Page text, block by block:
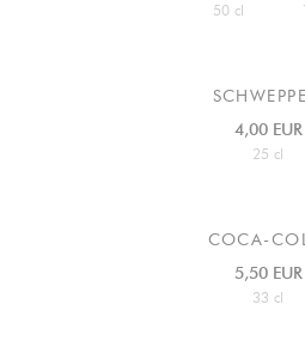
50 cl
4,00 EUR
25 cl
COCA-
5,50 EUR
33 cl